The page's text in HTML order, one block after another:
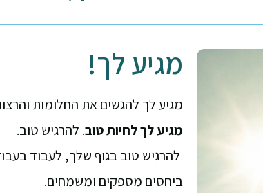
מגיע לך!
מגיע לך להגשים את החלומות
מגיע לך לחיות טוב. להרגיש טוב.
להרגיש טוב בגוף שלך, לעבוד
ביחסים מספקים ומשמחים.